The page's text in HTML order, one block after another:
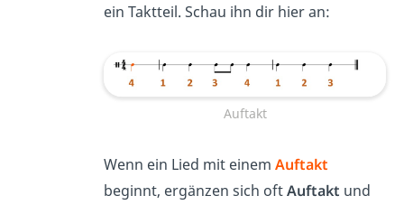
ein Taktteil. Schau ihn dir hier an:
Auftakt
Wenn ein Lied mit einem Auftakt
beginnt, ergänzen sich oftAuftakt und